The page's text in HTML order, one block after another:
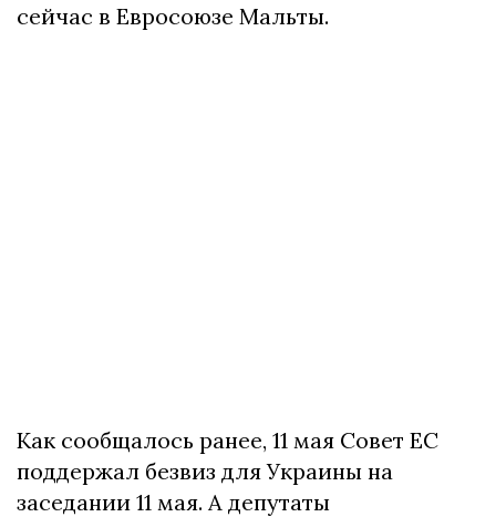
сейчас в Евросоюзе Мальты.
Как сообщалось ранее, 11 мая Совет ЕС
поддержал безвиз для Украины на
заседании 11 мая. А депутаты